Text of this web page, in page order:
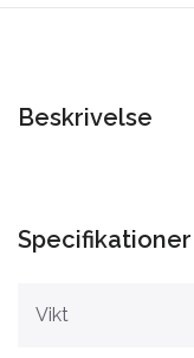
Beskrivelse
Specifikationer
Vikt